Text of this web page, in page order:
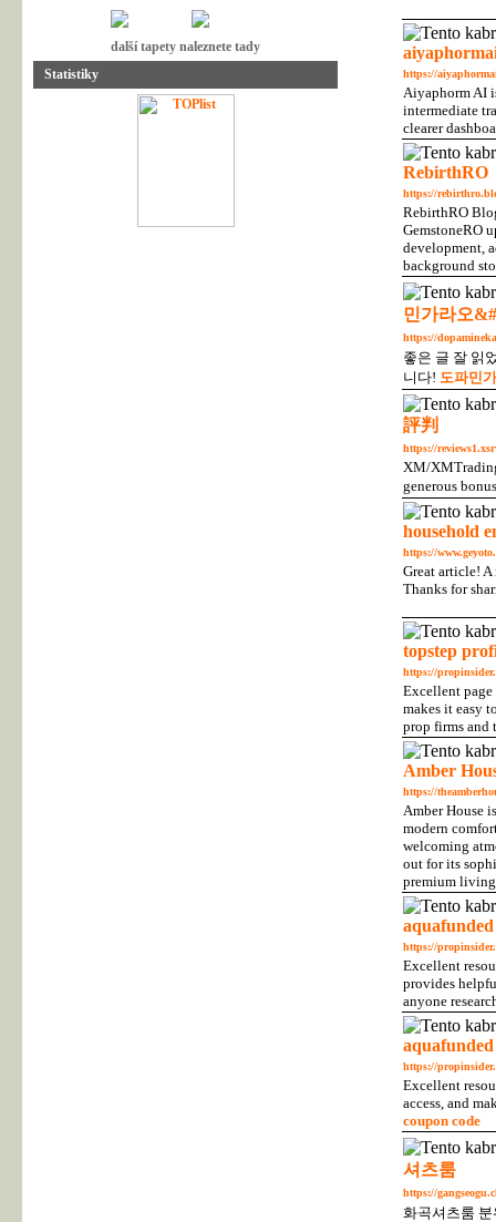
další tapety naleznete tady
Statistiky
https://
Aiyaphorm AI
intermediate
clearer
RebirthRO
https://
RebirthRO
GemstoneRO
development,
background
민가라오&#
https://
좋은 글 잘 읽
니다! 도파민
評判
https://
XM/
generous
household
https://
Great article!
Thanks for
topstep
https://
Excellent
makes it easy
prop firms and
Amber
https://
Amber House
modern
welcoming
out for its
premium
aquafunded
https://
Excellent
provides
anyone
https://
Excellent
access, and
coupon code
셔츠룸
https://
화곡셔츠룸